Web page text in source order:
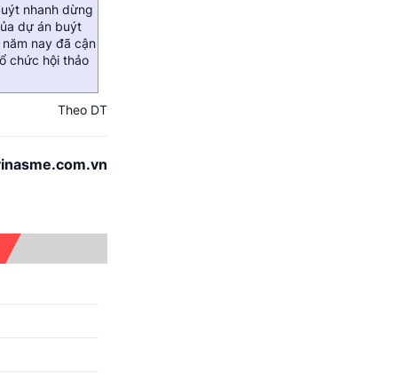
nhanh dừng
dự án buýt
nay đã cận
chức hội thảo
Theo DT